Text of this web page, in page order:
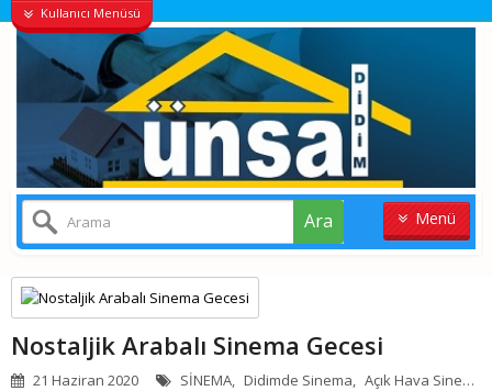
Kullanıcı Menüsü
Menü
Ara
ANASAYFA
KONUT
VILLALAR
Nostaljik Arabalı Sinema Gecesi
21 Haziran 2020 SİNEMA, Didimde Sinema, Açık Hava Sineması,